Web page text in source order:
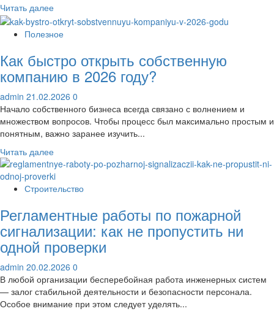
Читать далееПрочитать
больше
о
бухучёта:
взвешиваем
плюсы
и
минусы
для
бизнеса
Полезное
Как быстро открыть собственную
компанию в 2026 году?
admin 21.02.2026 0
Начало собственного бизнеса всегда связано с волнением и
множеством вопросов. Чтобы процесс был максимально простым и
понятным, важно заранее изучить...
Читать далееПрочитать
больше
о
Как
открыть
собственную
компанию
в
году?
Строительство
Регламентные работы по пожарной
сигнализации: как не пропустить ни
одной проверки
admin 20.02.2026 0
В любой организации бесперебойная работа инженерных систем
— залог стабильной деятельности и безопасности персонала.
Особое внимание при этом следует уделять...